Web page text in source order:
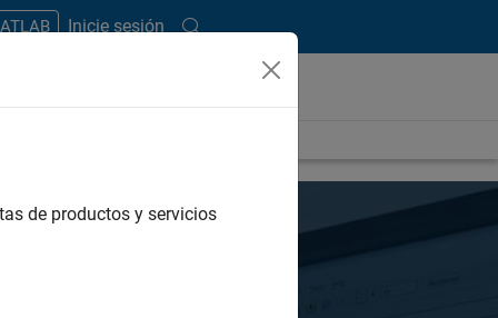
Inicie sesión
de productos y servicios